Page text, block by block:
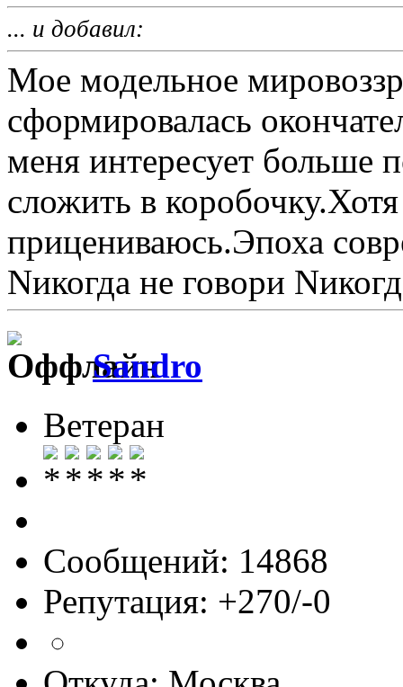
... и добавил:
Мое модельное
сформировалась
меня интересует больше
сложить в
прицениваюсь.Эпоха
Nикогда не говори
Sandro
Ветеран
Сообщений: 14868
Репутация: +270/-0